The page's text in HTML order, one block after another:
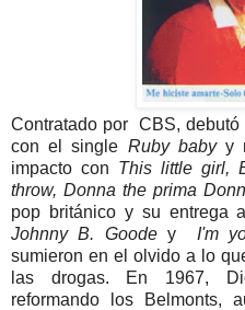
Contratado por CBS,
con el single Ruby babyy
impacto con This little girl,
throw, Donna the prima
pop británico y su entrega
Johnny B. Goodey I'm
sumieron en el olvido a lo
las drogas. En 1967,
reformando los Belmonts,